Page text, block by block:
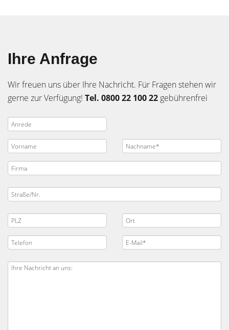
Ihre Anfrage
Wir freuen uns über Ihre Nachricht. Für Fragen stehen wir
gerne zur Verfügung! Tel. 0800 22 100 22 gebührenfrei